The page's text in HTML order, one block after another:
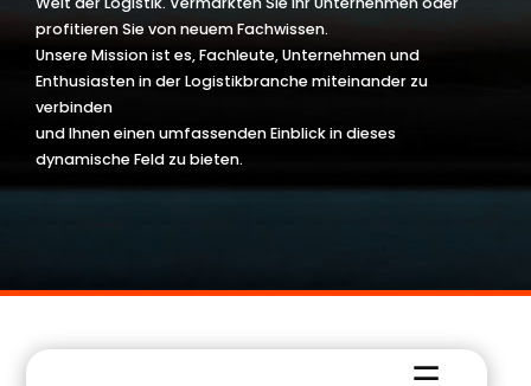
profitieren Sie von neuem Fachwissen.
Unsere Mission ist es, Fachleute, Unternehmen und
Enthusiasten in der Logistikbranche miteinander zu
verbinden
und Ihnen einen umfassenden Einblick in dieses
dynamische Feld zu bieten.